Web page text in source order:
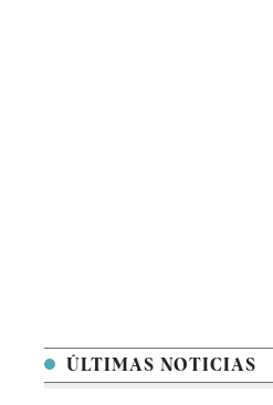
ÚLTIMAS NOTICIAS